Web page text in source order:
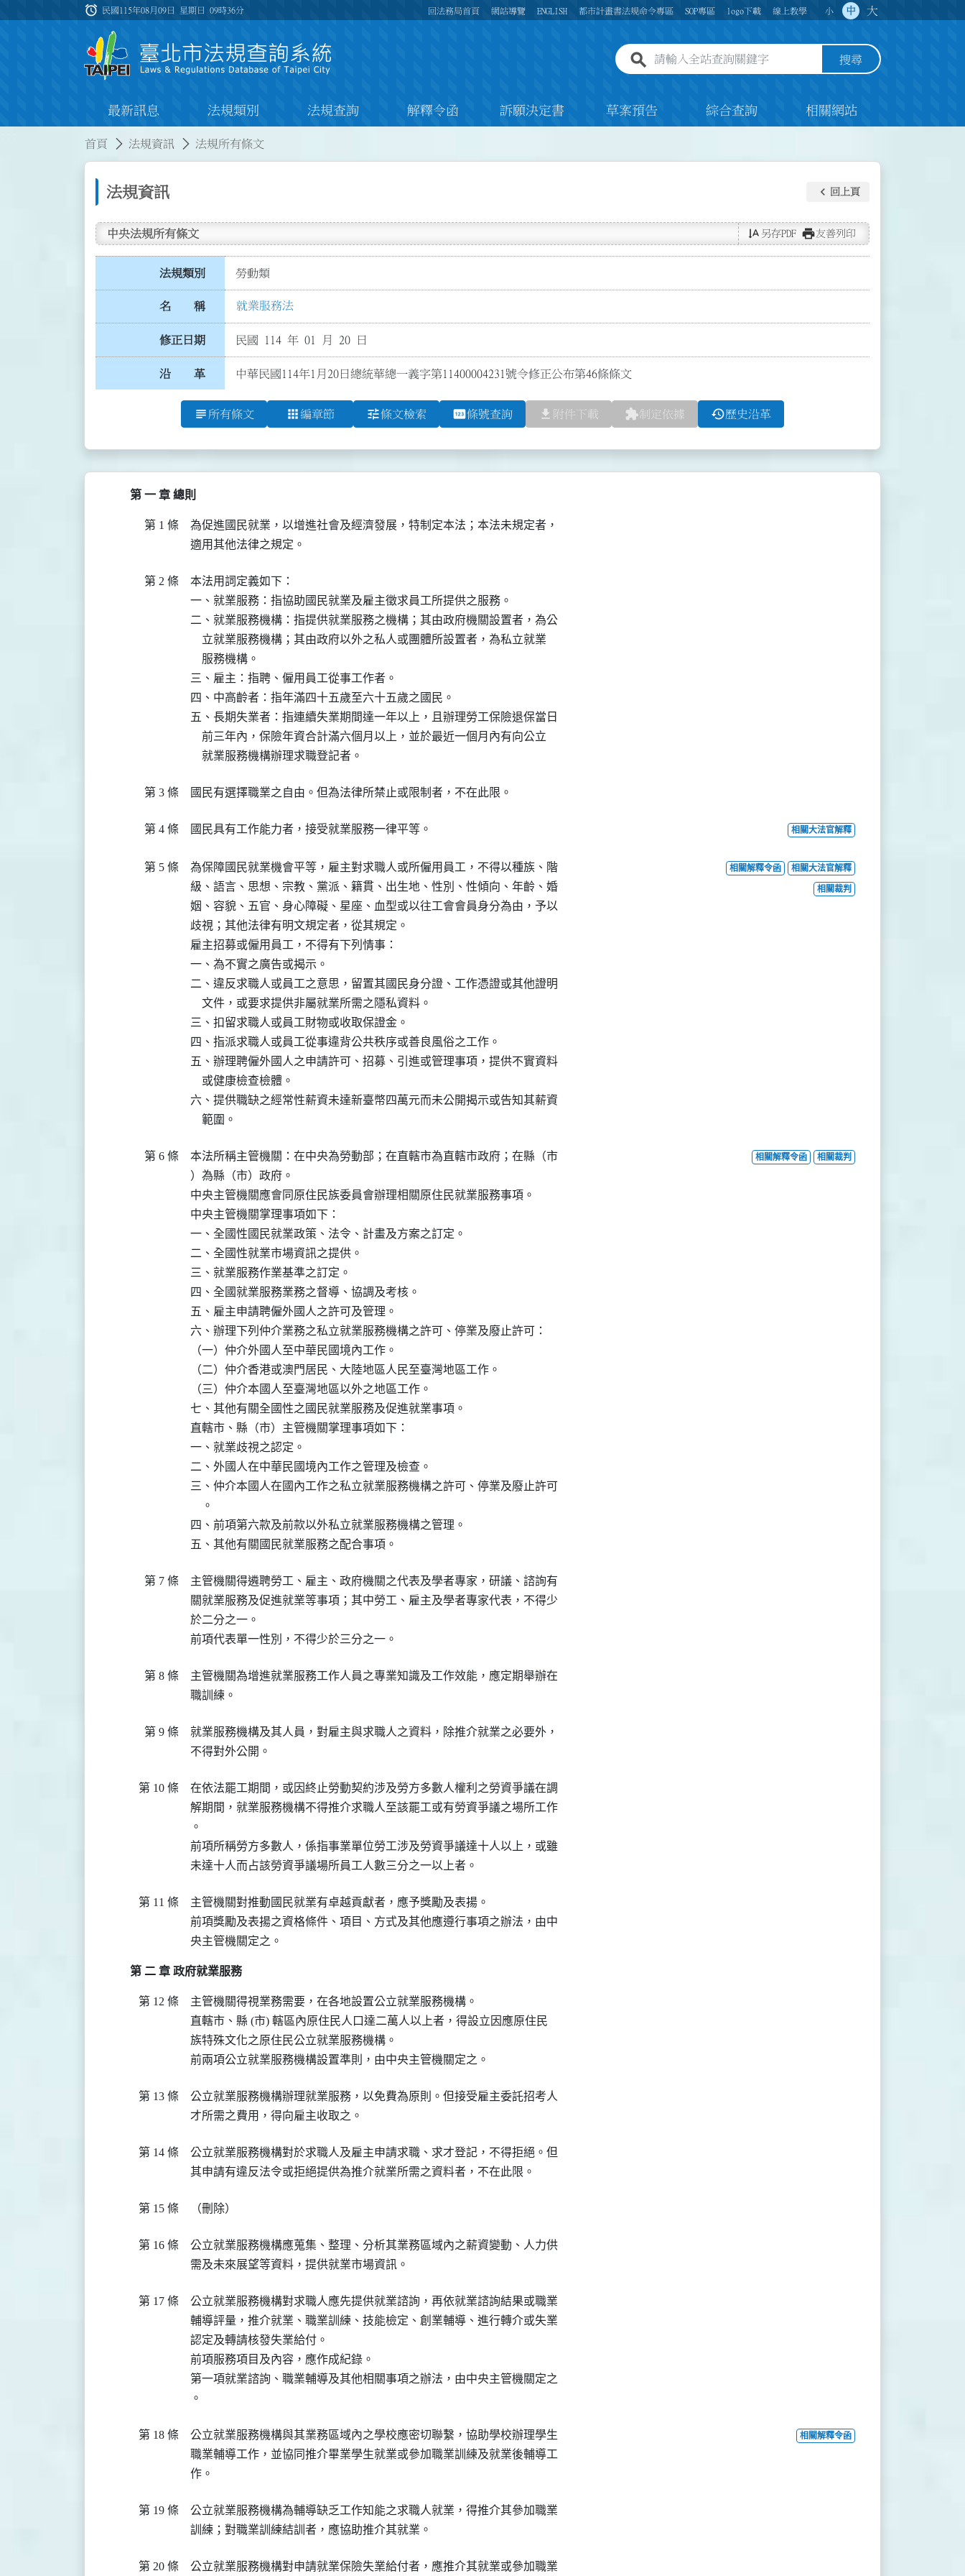
:::
alarm 民國115年08月09日 星期日09時36分 回法務局首頁 網站導覽 ENGLISH 都市計畫書法規命令專區 SOP專區 logo下載 線上教學 小 中 大
全站查詢關鍵字欄位 搜尋
最新訊息 法規類別 法規查詢 解釋令函 訴願決定書 草案預告 綜合查詢 相關網站
首頁 法規資訊 法規所有條文
法規資訊 keyboard_arrow_left 回上頁
中央法規所有條文 text_rotate_vertical 另存PDF print友善列印
法規類別 勞動類
名 稱 就業服務法
修正日期 民國 114 年 01 月 20 日
沿 革 中華民國114年1月20日總統華總一義字第11400004231號令修正公布第46條條文
subject 所有條文 apps 編章節 tune條文檢索 pin條號查詢 file_download 附件下載 extension制定依據 history歷史沿革
第 一 章 總則
第 1 條
為促進國民就業，以增進社會及經濟發展，特制定本法；本法未規定者，
適用其他法律之規定。
第 2 條
本法用詞定義如下：
一、就業服務：指協助國民就業及雇主徵求員工所提供之服務。
二、就業服務機構：指提供就業服務之機構；其由政府機關設置者，為公
    立就業服務機構；其由政府以外之私人或團體所設置者，為私立就業
    服務機構。
三、雇主：指聘、僱用員工從事工作者。
四、中高齡者：指年滿四十五歲至六十五歲之國民。
五、長期失業者：指連續失業期間達一年以上，且辦理勞工保險退保當日
    前三年內，保險年資合計滿六個月以上，並於最近一個月內有向公立
    就業服務機構辦理求職登記者。
第 3 條 國民有選擇職業之自由。但為法律所禁止或限制者，不在此限。
第 4 條 國民具有工作能力者，接受就業服務一律平等。 相關大法官解釋
第 5 條
為保障國民就業機會平等，雇主對求職人或所僱用員工，不得以種族、階
級、語言、思想、宗教、黨派、籍貫、出生地、性別、性傾向、年齡、婚
姻、容貌、五官、身心障礙、星座、血型或以往工會會員身分為由，予以
歧視；其他法律有明文規定者，從其規定。
雇主招募或僱用員工，不得有下列情事：
一、為不實之廣告或揭示。
二、違反求職人或員工之意思，留置其國民身分證、工作憑證或其他證明
    文件，或要求提供非屬就業所需之隱私資料。
三、扣留求職人或員工財物或收取保證金。
四、指派求職人或員工從事違背公共秩序或善良風俗之工作。
五、辦理聘僱外國人之申請許可、招募、引進或管理事項，提供不實資料
    或健康檢查檢體。
六、提供職缺之經常性薪資未達新臺幣四萬元而未公開揭示或告知其薪資
    範圍。
相關解釋令函 相關大法官解釋
相關裁判
第 6 條
本法所稱主管機關：在中央為勞動部；在直轄市為直轄市政府；在縣（市
）為縣（市）政府。
中央主管機關應會同原住民族委員會辦理相關原住民就業服務事項。
中央主管機關掌理事項如下：
一、全國性國民就業政策、法令、計畫及方案之訂定。
二、全國性就業市場資訊之提供。
三、就業服務作業基準之訂定。
四、全國就業服務業務之督導、協調及考核。
五、雇主申請聘僱外國人之許可及管理。
六、辦理下列仲介業務之私立就業服務機構之許可、停業及廢止許可：
（一）仲介外國人至中華民國境內工作。
（二）仲介香港或澳門居民、大陸地區人民至臺灣地區工作。
（三）仲介本國人至臺灣地區以外之地區工作。
七、其他有關全國性之國民就業服務及促進就業事項。
直轄市、縣（市）主管機關掌理事項如下：
一、就業歧視之認定。
二、外國人在中華民國境內工作之管理及檢查。
三、仲介本國人在國內工作之私立就業服務機構之許可、停業及廢止許可
    。
四、前項第六款及前款以外私立就業服務機構之管理。
五、其他有關國民就業服務之配合事項。
相關解釋令函 相關裁判
第 7 條
主管機關得遴聘勞工、雇主、政府機關之代表及學者專家，研議、諮詢有
關就業服務及促進就業等事項；其中勞工、雇主及學者專家代表，不得少
於二分之一。
前項代表單一性別，不得少於三分之一。
第 8 條
主管機關為增進就業服務工作人員之專業知識及工作效能，應定期舉辦在
職訓練。
第 9 條
就業服務機構及其人員，對雇主與求職人之資料，除推介就業之必要外，
不得對外公開。
第 10 條
在依法罷工期間，或因終止勞動契約涉及勞方多數人權利之勞資爭議在調
解期間，就業服務機構不得推介求職人至該罷工或有勞資爭議之場所工作
。
前項所稱勞方多數人，係指事業單位勞工涉及勞資爭議達十人以上，或雖
未達十人而占該勞資爭議場所員工人數三分之一以上者。
第 11 條
主管機關對推動國民就業有卓越貢獻者，應予獎勵及表揚。
前項獎勵及表揚之資格條件、項目、方式及其他應遵行事項之辦法，由中
央主管機關定之。
第 二 章 政府就業服務
第 12 條
主管機關得視業務需要，在各地設置公立就業服務機構。
直轄市、縣 (市) 轄區內原住民人口達二萬人以上者，得設立因應原住民
族特殊文化之原住民公立就業服務機構。
前兩項公立就業服務機構設置準則，由中央主管機關定之。
第 13 條
公立就業服務機構辦理就業服務，以免費為原則。但接受雇主委託招考人
才所需之費用，得向雇主收取之。
第 14 條
公立就業服務機構對於求職人及雇主申請求職、求才登記，不得拒絕。但
其申請有違反法令或拒絕提供為推介就業所需之資料者，不在此限。
第 15 條 （刪除）
第 16 條
公立就業服務機構應蒐集、整理、分析其業務區域內之薪資變動、人力供
需及未來展望等資料，提供就業市場資訊。
第 17 條
公立就業服務機構對求職人應先提供就業諮詢，再依就業諮詢結果或職業
輔導評量，推介就業、職業訓練、技能檢定、創業輔導、進行轉介或失業
認定及轉請核發失業給付。
前項服務項目及內容，應作成紀錄。
第一項就業諮詢、職業輔導及其他相關事項之辦法，由中央主管機關定之
。
第 18 條
公立就業服務機構與其業務區域內之學校應密切聯繫，協助學校辦理學生
職業輔導工作，並協同推介畢業學生就業或參加職業訓練及就業後輔導工
作。
相關解釋令函
第 19 條
公立就業服務機構為輔導缺乏工作知能之求職人就業，得推介其參加職業
訓練；對職業訓練結訓者，應協助推介其就業。
第 20 條 公立就業服務機構對申請就業保險失業給付者，應推介其就業或參加職業